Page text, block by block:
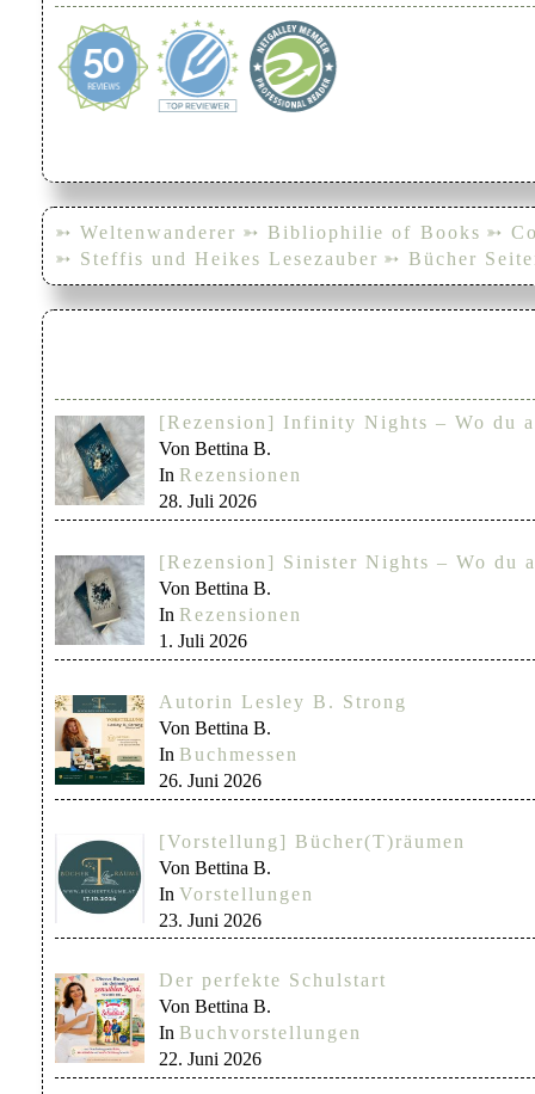
➳ Weltenwanderer ➳ Bibliophilie of Books ➳
➳ Steffis und Heikes Lesezauber ➳ Bücher
[Rezension] Infinity Nights – Wo du
Von Bettina B.
In Rezensionen
28. Juli 2026
[Rezension] Sinister Nights – Wo du
Von Bettina B.
In Rezensionen
1. Juli 2026
Autorin Lesley B. Strong
Von Bettina B.
In Buchmessen
26. Juni 2026
[Vorstellung] Bücher(T)räumen
Von Bettina B.
In Vorstellungen
23. Juni 2026
Der perfekte Schulstart
Von Bettina B.
In Buchvorstellungen
22. Juni 2026